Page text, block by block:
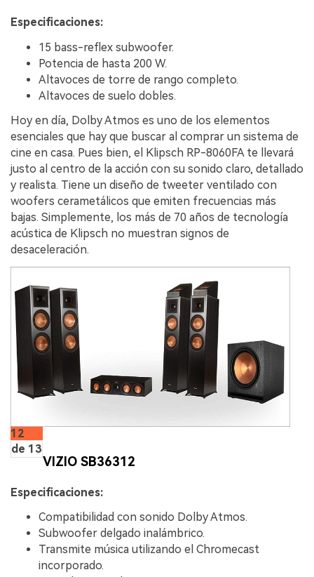
Especificaciones:
15 bass-reflex subwoofer.
Potencia de hasta 200 W.
Altavoces de torre de rango completo.
Altavoces de suelo dobles.
Hoy en día, Dolby Atmos es uno de los elementos
esenciales que hay que buscar al comprar un sistema de
cine en casa. Pues bien, el Klipsch RP-8060FA te llevará
justo al centro de la acción con su sonido claro, detallado
y realista. Tiene un diseño de tweeter ventilado con
woofers cerametálicos que emiten frecuencias más
bajas. Simplemente, los más de 70 años de tecnología
acústica de Klipsch no muestran signos de
desaceleración.
12
de 13
VIZIO SB36312
Especificaciones:
Compatibilidad con sonido Dolby Atmos.
Subwoofer delgado inalámbrico.
Transmite música utilizando el Chromecast
incorporado.